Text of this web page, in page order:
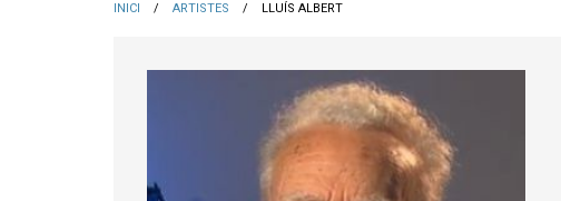
INICI ARTISTES LLUÍS ALBERT